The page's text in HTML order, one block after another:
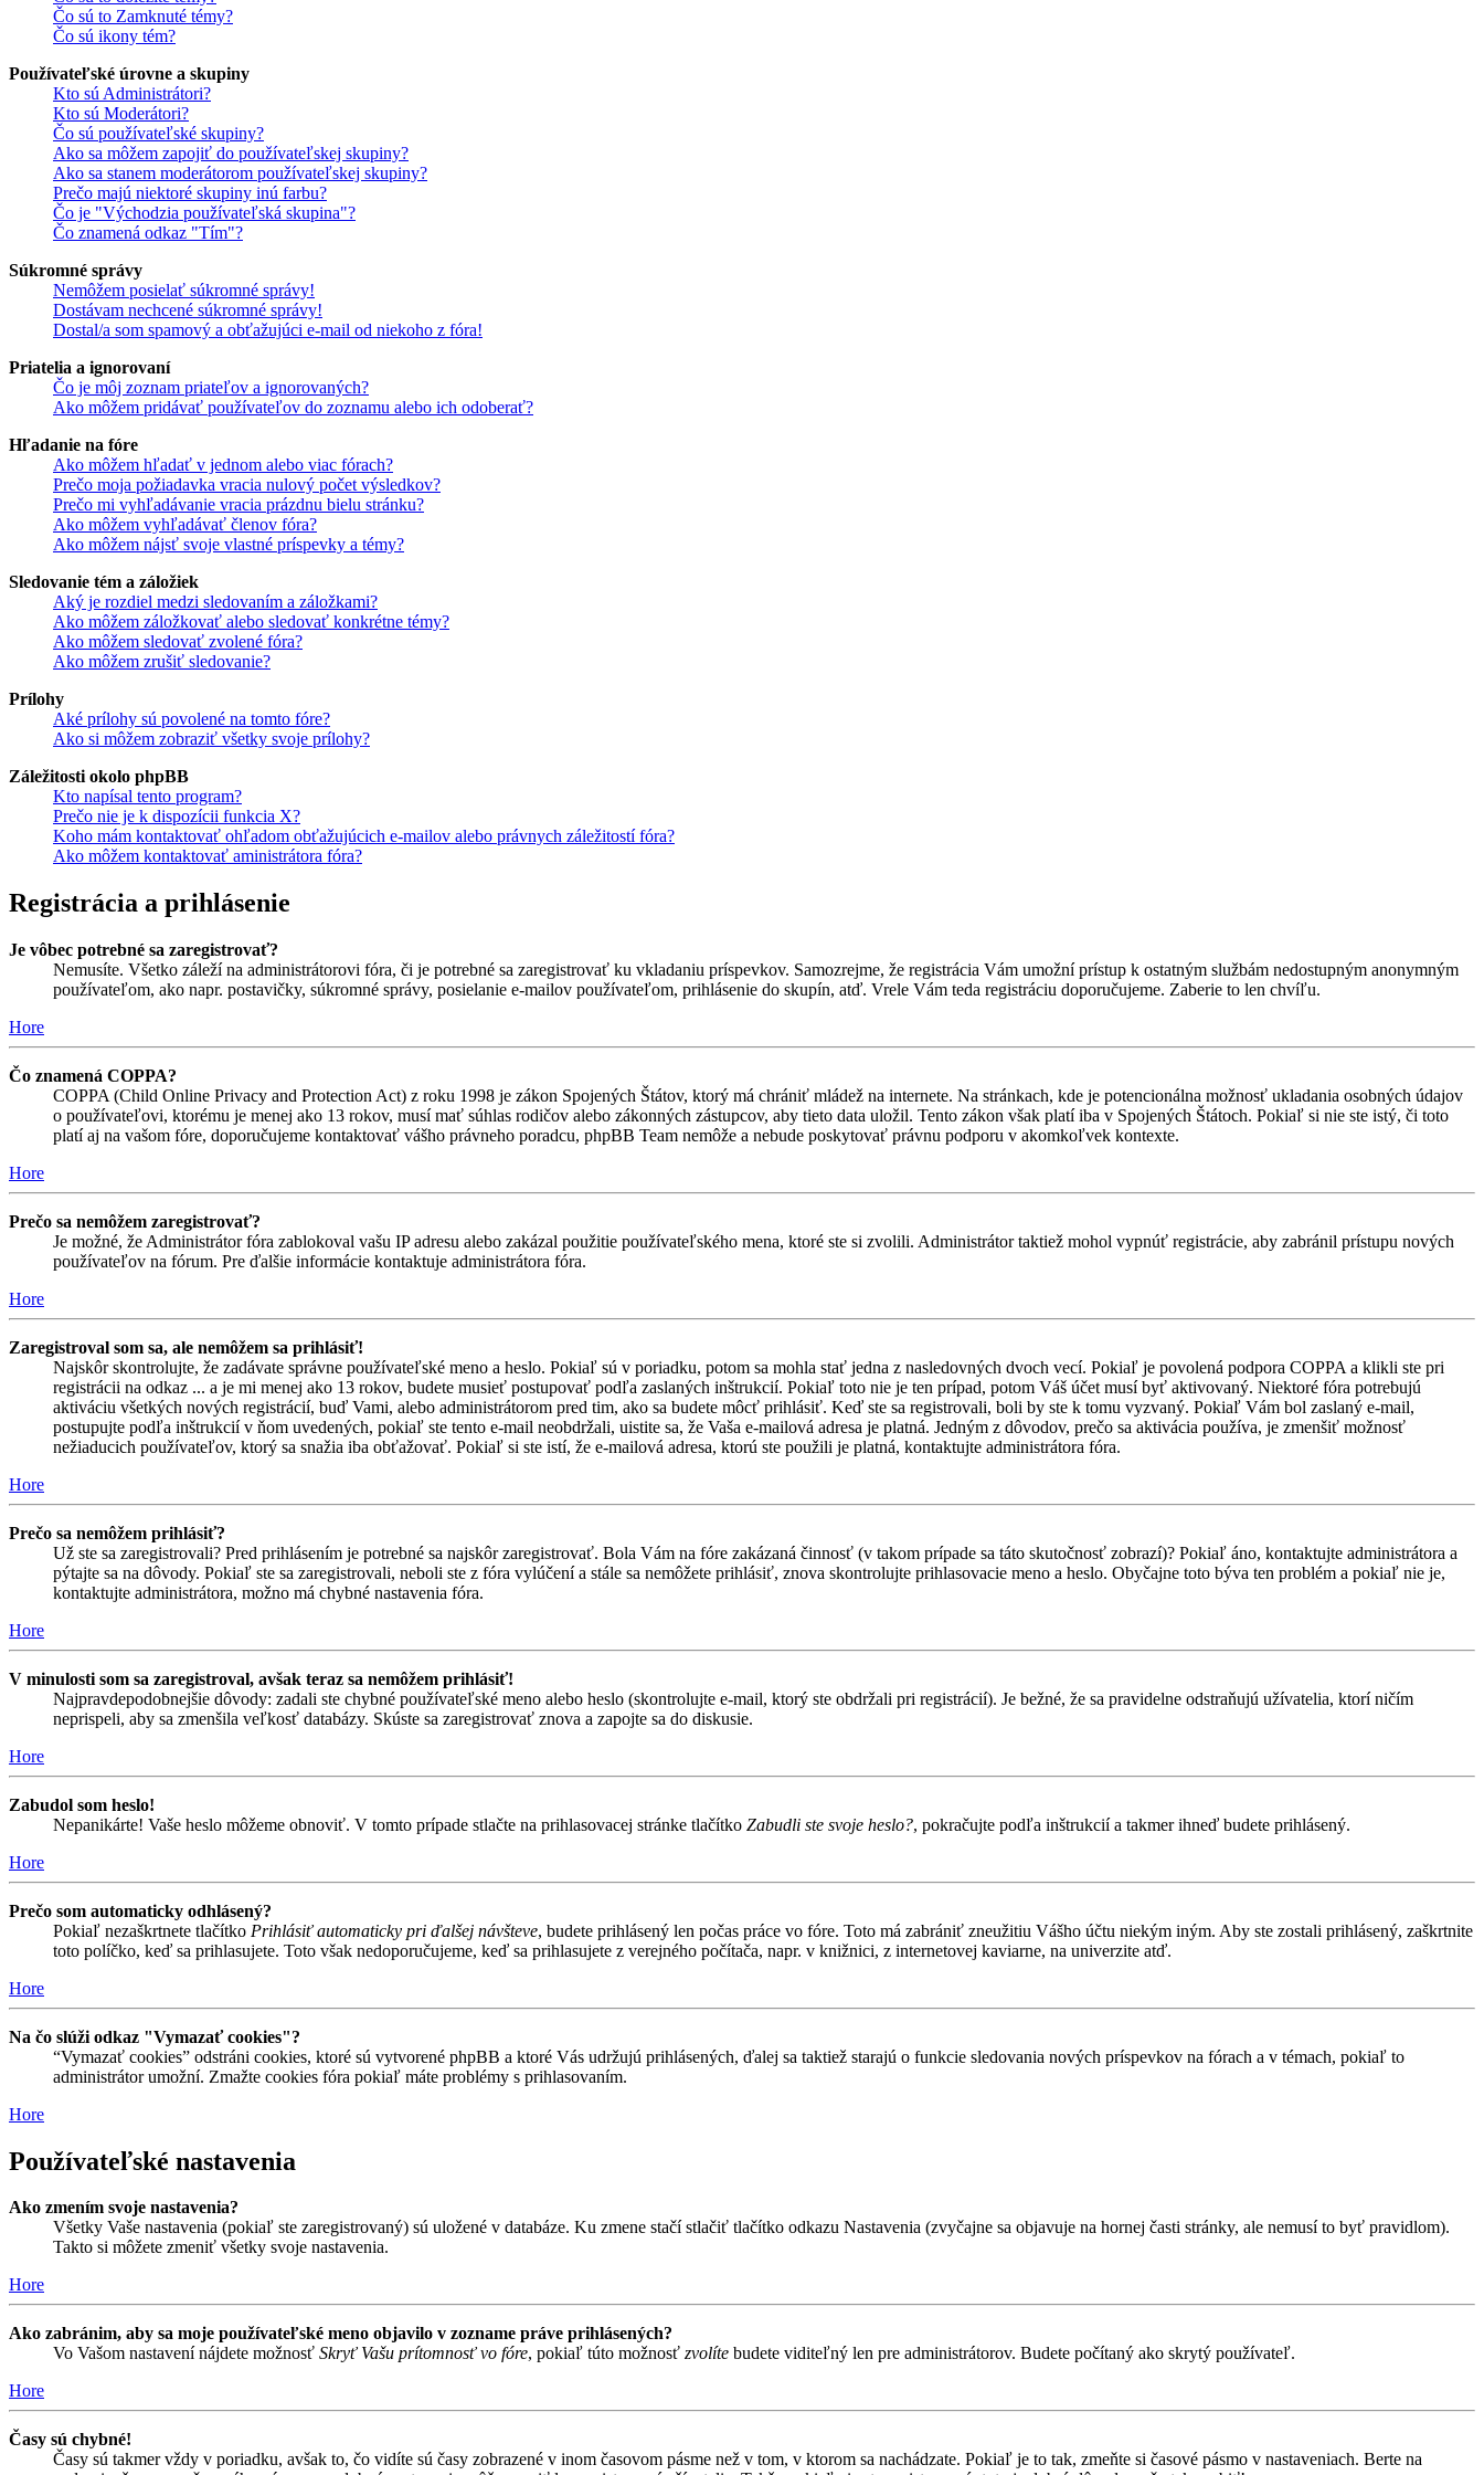
Čo sú to Zamknuté témy?
Čo sú ikony tém?
Používateľské úrovne a skupiny
Kto sú Administrátori?
Kto sú Moderátori?
Čo sú používateľské skupiny?
Ako sa môžem zapojiť do používateľskej skupiny?
Ako sa stanem moderátorom používateľskej skupiny?
Prečo majú niektoré skupiny inú farbu?
Čo je "Východzia používateľská skupina"?
Čo znamená odkaz "Tím"?
Súkromné správy
Nemôžem posielať súkromné správy!
Dostávam nechcené súkromné správy!
Dostal/a som spamový a obťažujúci e-mail od niekoho z fóra!
Priatelia a ignorovaní
Čo je môj zoznam priateľov a ignorovaných?
Ako môžem pridávať používateľov do zoznamu alebo ich odoberať?
Hľadanie na fóre
Ako môžem hľadať v jednom alebo viac fórach?
Prečo moja požiadavka vracia nulový počet výsledkov?
Prečo mi vyhľadávanie vracia prázdnu bielu stránku?
Ako môžem vyhľadávať členov fóra?
Ako môžem nájsť svoje vlastné príspevky a témy?
Sledovanie tém a záložiek
Aký je rozdiel medzi sledovaním a záložkami?
Ako môžem záložkovať alebo sledovať konkrétne témy?
Ako môžem sledovať zvolené fóra?
Ako môžem zrušiť sledovanie?
Prílohy
Aké prílohy sú povolené na tomto fóre?
Ako si môžem zobraziť všetky svoje prílohy?
Záležitosti okolo phpBB
Kto napísal tento program?
Prečo nie je k dispozícii funkcia X?
Koho mám kontaktovať ohľadom obťažujúcich e-mailov alebo právnych záležitostí fóra?
Ako môžem kontaktovať aministrátora fóra?
Registrácia a prihlásenie
Je vôbec potrebné sa zaregistrovať?
Nemusíte. Všetko záleží na administrátorovi fóra, či je potrebné sa zaregistrovať ku vkladaniu príspevkov. Samozrejme, že registrácia Vám umožní prístup k ostatným službám nedostupným anonymným
používateľom, ako napr. postavičky, súkromné správy, posielanie e-mailov používateľom, prihlásenie do skupín, atď. Vrele Vám teda registráciu doporučujeme. Zaberie to len chvíľu.
Hore
Čo znamená COPPA?
COPPA (Child Online Privacy and Protection Act) z roku 1998 je zákon Spojených Štátov, ktorý má chrániť mládež na internete. Na stránkach, kde je potencionálna možnosť ukladania osobných údajov
o používateľovi, ktorému je menej ako 13 rokov, musí mať súhlas rodičov alebo zákonných zástupcov, aby tieto data uložil. Tento zákon však platí iba v Spojených Štátoch. Pokiaľ si nie ste istý, či toto
platí aj na vašom fóre, doporučujeme kontaktovať vášho právneho poradcu, phpBB Team nemôže a nebude poskytovať právnu podporu v akomkoľvek kontexte.
Hore
Prečo sa nemôžem zaregistrovať?
Je možné, že Administrátor fóra zablokoval vašu IP adresu alebo zakázal použitie používateľského mena, ktoré ste si zvolili. Administrátor taktiež mohol vypnúť registrácie, aby zabránil prístupu nových
používateľov na fórum. Pre ďalšie informácie kontaktuje administrátora fóra.
Hore
Zaregistroval som sa, ale nemôžem sa prihlásiť!
Najskôr skontrolujte, že zadávate správne používateľské meno a heslo. Pokiaľ sú v poriadku, potom sa mohla stať jedna z nasledovných dvoch vecí. Pokiaľ je povolená podpora COPPA a klikli ste pri
registrácii na odkaz ... a je mi menej ako 13 rokov, budete musieť postupovať podľa zaslaných inštrukcií. Pokiaľ toto nie je ten prípad, potom Váš účet musí byť aktivovaný. Niektoré fóra potrebujú
aktiváciu všetkých nových registrácií, buď Vami, alebo administrátorom pred tim, ako sa budete môcť prihlásiť. Keď ste sa registrovali, boli by ste k tomu vyzvaný. Pokiaľ Vám bol zaslaný e-mail,
postupujte podľa inštrukcií v ňom uvedených, pokiaľ ste tento e-mail neobdržali, uistite sa, že Vaša e-mailová adresa je platná. Jedným z dôvodov, prečo sa aktivácia používa, je zmenšiť možnosť
nežiaducich používateľov, ktorý sa snažia iba obťažovať. Pokiaľ si ste istí, že e-mailová adresa, ktorú ste použili je platná, kontaktujte administrátora fóra.
Hore
Prečo sa nemôžem prihlásiť?
Už ste sa zaregistrovali? Pred prihlásením je potrebné sa najskôr zaregistrovať. Bola Vám na fóre zakázaná činnosť (v takom prípade sa táto skutočnosť zobrazí)? Pokiaľ áno, kontaktujte administrátora a
pýtajte sa na dôvody. Pokiaľ ste sa zaregistrovali, neboli ste z fóra vylúčení a stále sa nemôžete prihlásiť, znova skontrolujte prihlasovacie meno a heslo. Obyčajne toto býva ten problém a pokiaľ nie je,
kontaktujte administrátora, možno má chybné nastavenia fóra.
Hore
V minulosti som sa zaregistroval, avšak teraz sa nemôžem prihlásiť!
Najpravdepodobnejšie dôvody: zadali ste chybné používateľské meno alebo heslo (skontrolujte e-mail, ktorý ste obdržali pri registrácií). Je bežné, že sa pravidelne odstraňujú užívatelia, ktorí ničím
neprispeli, aby sa zmenšila veľkosť databázy. Skúste sa zaregistrovať znova a zapojte sa do diskusie.
Hore
Zabudol som heslo!
Nepanikárte! Vaše heslo môžeme obnoviť. V tomto prípade stlačte na prihlasovacej stránke tlačítko Zabudli ste svoje heslo?, pokračujte podľa inštrukcií a takmer ihneď budete prihlásený.
Hore
Prečo som automaticky odhlásený?
Pokiaľ nezaškrtnete tlačítko Prihlásiť automaticky pri ďalšej návšteve, budete prihlásený len počas práce vo fóre. Toto má zabrániť zneužitiu Vášho účtu niekým iným. Aby ste zostali prihlásený, zaškrtnite
toto políčko, keď sa prihlasujete. Toto však nedoporučujeme, keď sa prihlasujete z verejného počítača, napr. v knižnici, z internetovej kaviarne, na univerzite atď.
Hore
Na čo slúži odkaz "Vymazať cookies"?
“Vymazať cookies” odstráni cookies, ktoré sú vytvorené phpBB a ktoré Vás udržujú prihlásených, ďalej sa taktiež starajú o funkcie sledovania nových príspevkov na fórach a v témach, pokiaľ to
administrátor umožní. Zmažte cookies fóra pokiaľ máte problémy s prihlasovaním.
Hore
Používateľské nastavenia
Ako zmením svoje nastavenia?
Všetky Vaše nastavenia (pokiaľ ste zaregistrovaný) sú uložené v databáze. Ku zmene stačí stlačiť tlačítko odkazu Nastavenia (zvyčajne sa objavuje na hornej časti stránky, ale nemusí to byť pravidlom).
Takto si môžete zmeniť všetky svoje nastavenia.
Hore
Ako zabránim, aby sa moje používateľské meno objavilo v zozname práve prihlásených?
Vo Vašom nastavení nájdete možnosť Skryť Vašu prítomnosť vo fóre, pokiaľ túto možnosť zvolíte budete viditeľný len pre administrátorov. Budete počítaný ako skrytý používateľ.
Hore
Časy sú chybné!
Časy sú takmer vždy v poriadku, avšak to, čo vidíte sú časy zobrazené v inom časovom pásme než v tom, v ktorom sa nachádzate. Pokiaľ je to tak, zmeňte si časové pásmo v nastaveniach. Berte na